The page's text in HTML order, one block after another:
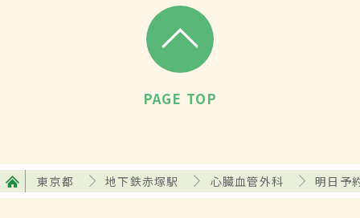
PAGE TOP
東京都 地下鉄赤塚駅 心臓血管外科 明日予